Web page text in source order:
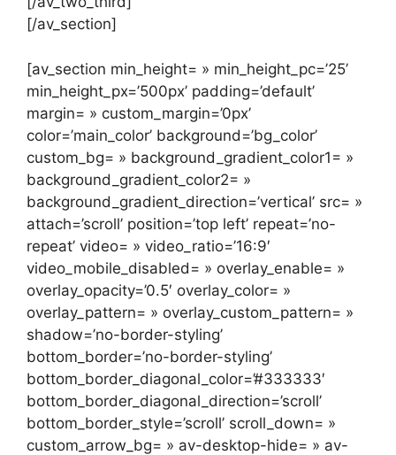
[/av_section]
[av_section min_height= » min_height_pc=’25’
min_height_px=’500px’ padding=’default’
margin= » custom_margin=’0px’
color=’main_color’ background=’bg_color’
custom_bg= » background_gradient_color1= »
background_gradient_color2= »
background_gradient_direction=’vertical’ src= »
attach=’scroll’ position=’top left’ repeat=’no-
repeat’ video= » video_ratio=’16:9′
video_mobile_disabled= » overlay_enable= »
overlay_opacity=’0.5′ overlay_color= »
overlay_pattern= » overlay_custom_pattern= »
shadow=’no-border-styling’
bottom_border=’no-border-styling’
bottom_border_diagonal_color=’#333333′
bottom_border_diagonal_direction=’scroll’
bottom_border_style=’scroll’ scroll_down= »
custom_arrow_bg= » av-desktop-hide= » av-